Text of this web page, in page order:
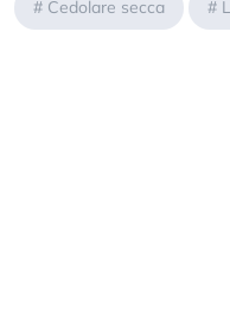
# Cedolare secca #